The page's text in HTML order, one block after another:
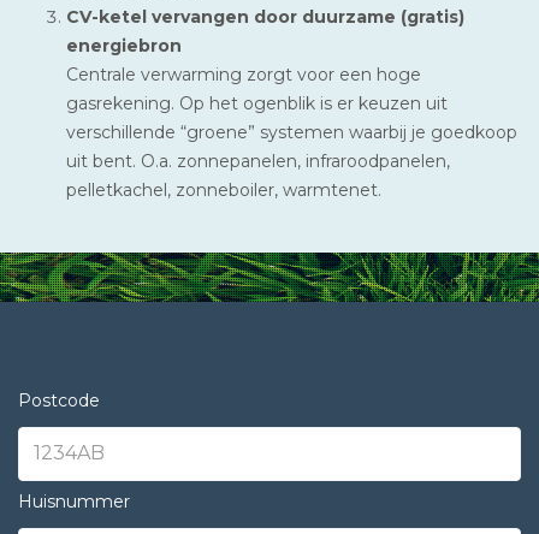
CV-ketel vervangen door duurzame (gratis)
energiebron
Centrale verwarming zorgt voor een hoge
gasrekening. Op het ogenblik is er keuzen uit
verschillende “groene” systemen waarbij je goedkoop
uit bent. O.a. zonnepanelen, infraroodpanelen,
pelletkachel, zonneboiler, warmtenet.
Postcode
Huisnummer